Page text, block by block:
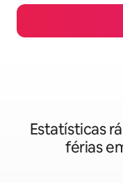
Estatísticas
férias